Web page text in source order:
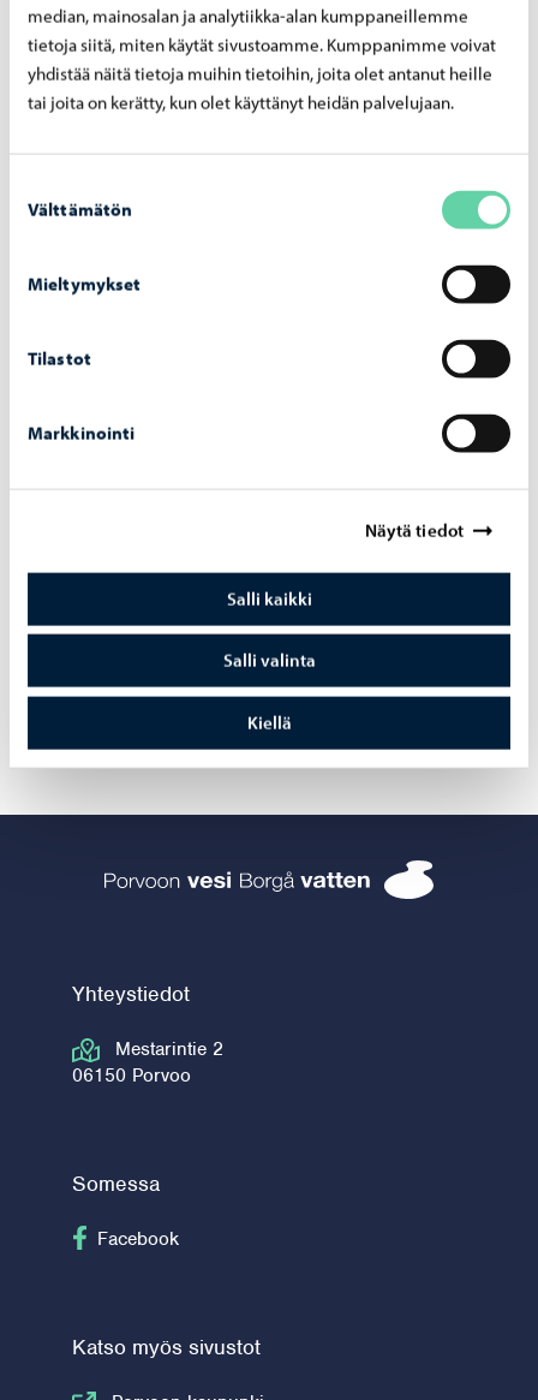
median, mainosalan ja analytiikka-alan kumppaneillemme
tietoja siitä, miten käytät sivustoamme. Kumppanimme voivat
yhdistää näitä tietoja muihin tietoihin, joita olet antanut heille
tai joita on kerätty, kun olet käyttänyt heidän palvelujaan.
valinta
Välttämätön
Mieltymykset
Tilastot
Markkinointi
Näytä tiedot
Salli kaikki
Salli valinta
Kiellä
niitä koskevat laatutavoitteet ja -vaatimukset.
Muistutamme, että isännöitsijöiden on hyvä jakaa tietoa
vedenlaadusta kaikille asukkaille.
osoitteeseen vesilaitos@porvoo.fi. Lehden voit lukea
Aiheeseen liittyvät uutiset
Porvoon vesi on lähettänyt teknisen häiriön
vuoksi tyhjän sähköpostiviestin asiakkailleen
31.7.2024
Yhteystiedot
Mestarintie 2
06150 Porvoo
Somessa
Seuraa Facebook
Facebook
Katso myös sivustot